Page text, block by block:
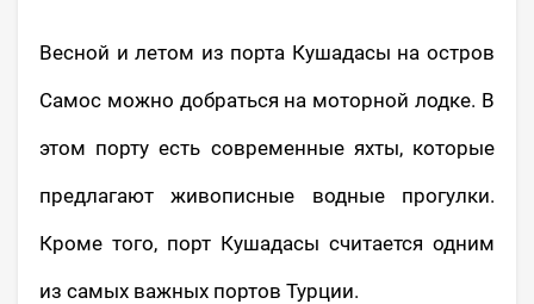
Весной и летом из порта Кушадасы на остров
Самос можно добраться на моторной лодке. В
этом порту есть современные яхты, которые
предлагают живописные водные прогулки.
Кроме того, порт Кушадасы считается одним
из самых важных портов Турции.